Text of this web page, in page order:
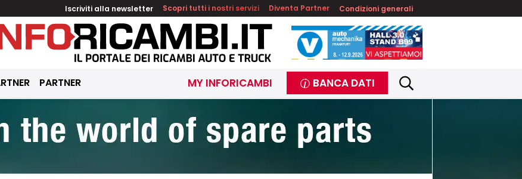
Iscriviti alla newsletter Scopri tutti i nostri servizi Diventa Partner Condizioni generali
PARTNER MY INFORICAMBI BANCA DATI